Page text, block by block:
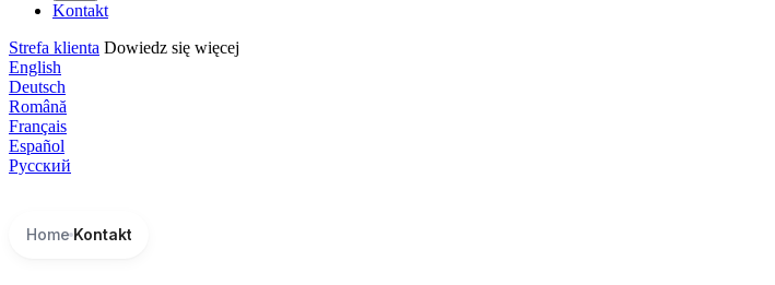
Kontakt
Strefa klienta Dowiedz się więcej
English
Deutsch
Română
Français
Español
Русский
Home Kontakt